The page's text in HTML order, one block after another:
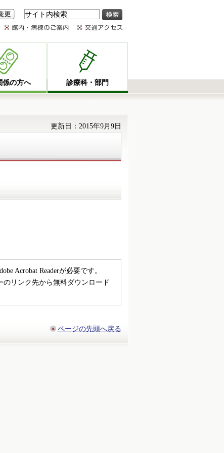
更
係の方へ 診療科・部門
更新日：2015年9月9日
Acrobat Readerが必要です。
のリンク先から無料ダウンロード
ページの先頭へ戻る